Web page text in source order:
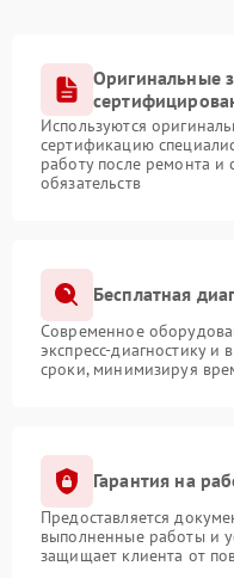
Оригинальные
Используются
сертификацию
работу после ремонта и
обязательств
Бесплатная
Современное
экспресс-диагностику и
сроки, минимизируя
Гарантия на
Предоставляется
выполненные работы и
защищает клиента от